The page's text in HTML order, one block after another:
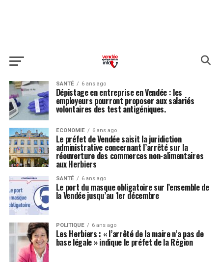
SANTÉ 6 ans ago
Dépistage en entreprise en Vendée : les
employeurs pourront proposer aux salariés
volontaires des test antigéniques.
ECONOMIE 6 ans ago
Le préfet de Vendée saisit la juridiction
administrative concernant l’arrêté sur la
réouverture des commerces non-alimentaires
aux Herbiers
SANTÉ 6 ans ago
Le port du masque obligatoire sur l’ensemble de
la Vendée jusqu’au 1er décembre
POLITIQUE 6 ans ago
Les Herbiers : « l’arrêté de la maire n’a pas de
base légale » indique le préfet de la Région